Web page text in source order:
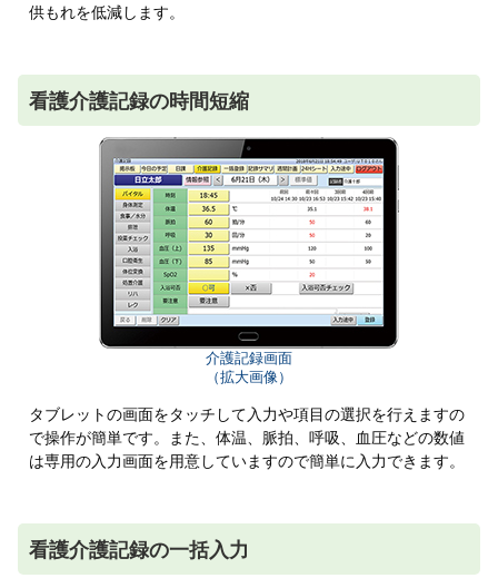
供もれを低減します。
看護介護記録の時間短縮
介護記録画面
（拡大画像）
タブレットの画面をタッチして入力や項目の選択を行えますの
で操作が簡単です。また、体温、脈拍、呼吸、血圧などの数値
は専用の入力画面を用意していますので簡単に入力できます。
看護介護記録の一括入力